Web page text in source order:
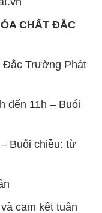
đến 11h – Buổi
Buổi chiều: từ
trợ tốt nhất cho
việc cao
CHẤT ĐẮC